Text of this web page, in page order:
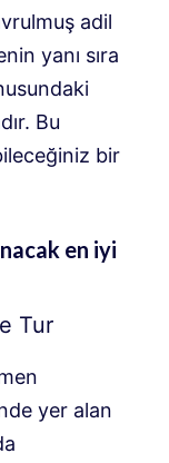
adil
yanı sıra
Bu
bir
en iyi
Tur
yer alan